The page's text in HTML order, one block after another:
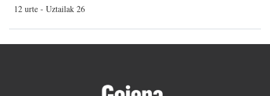
12 urte - Uztailak 26